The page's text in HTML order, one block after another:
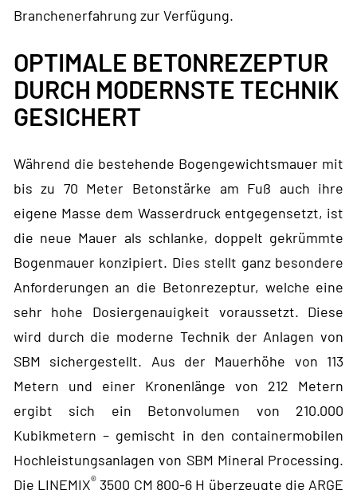
Branchenerfahrung zur Verfügung.
OPTIMALE BETONREZEPTUR
DURCH MODERNSTE TECHNIK
GESICHERT
Während die bestehende Bogengewichtsmauer mit
bis zu 70 Meter Betonstärke am Fuß auch ihre
eigene Masse dem Wasserdruck entgegensetzt, ist
die neue Mauer als schlanke, doppelt gekrümmte
Bogenmauer konzipiert. Dies stellt ganz besondere
Anforderungen an die Betonrezeptur, welche eine
sehr hohe Dosiergenauigkeit voraussetzt. Diese
wird durch die moderne Technik der Anlagen von
SBM sichergestellt. Aus der Mauerhöhe von 113
Metern und einer Kronenlänge von 212 Metern
ergibt sich ein Betonvolumen von 210.000
Kubikmetern – gemischt in den containermobilen
Hochleistungsanlagen von SBM Mineral Processing.
Die LINEMIX® 3500 CM 800-6 H überzeugte die ARGE